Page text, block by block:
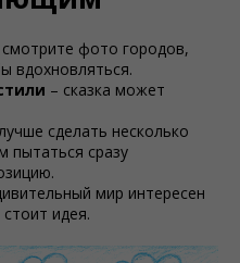
смотрите фото городов,
вдохновляться.
– сказка может
сделать несколько
пытаться сразу
мир интересен
идея.